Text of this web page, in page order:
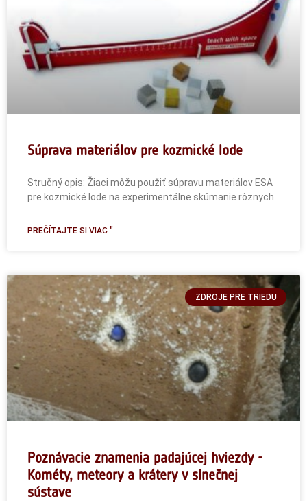
Súprava materiálov pre kozmické lode
Stručný opis: Žiaci môžu použiť súpravu materiálov ESA
pre kozmické lode na experimentálne skúmanie rôznych
PREČÍTAJTE SI VIAC "
ZDROJE PRE TRIEDU
Poznávacie znamenia padajúcej hviezdy -
Kométy, meteory a krátery v slnečnej
sústave